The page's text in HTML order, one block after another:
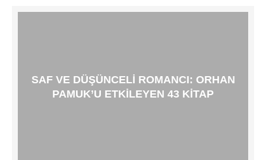
SAF VE DÜŞÜNCELI ROMANCI: ORHAN
PAMUK’U ETKILEYEN 43 KITAP